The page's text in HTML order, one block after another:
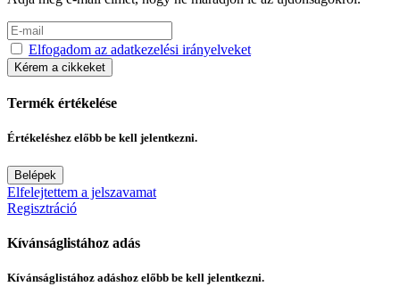
Elfogadom az adatkezelési irányelveket
Kérem a cikkeket
Termék értékelése
Értékeléshez előbb be kell jelentkezni.
Belépek
Elfelejtettem a jelszavamat
Regisztráció
Kívánságlistához adás
Kívánságlistához adáshoz előbb be kell jelentkezni.